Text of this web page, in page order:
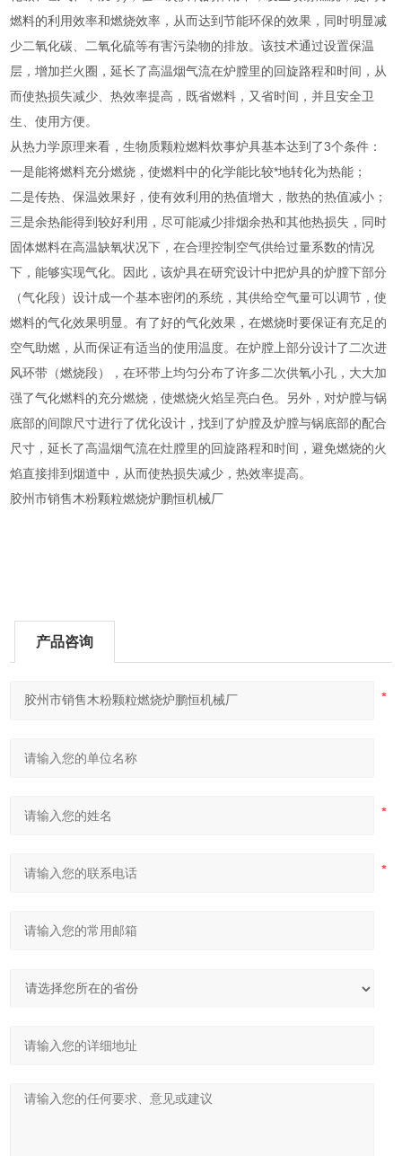
燃料的利用效率和燃烧效率，从而达到节能环保的效果，同时明显减
少二氧化碳、二氧化硫等有害污染物的排放。该技术通过设置保温
层，增加拦火圈，延长了高温烟气流在炉膛里的回旋路程和时间，从
而使热损失减少、热效率提高，既省燃料，又省时间，并且安全卫
生、使用方便。
从热力学原理来看，生物质颗粒燃料炊事炉具基本达到了3个条件：
一是能将燃料充分燃烧，使燃料中的化学能比较*地转化为热能；
二是传热、保温效果好，使有效利用的热值增大，散热的热值减小；
三是余热能得到较好利用，尽可能减少排烟余热和其他热损失，同时
固体燃料在高温缺氧状况下，在合理控制空气供给过量系数的情况
下，能够实现气化。因此，该炉具在研究设计中把炉具的炉膛下部分
（气化段）设计成一个基本密闭的系统，其供给空气量可以调节，使
燃料的气化效果明显。有了好的气化效果，在燃烧时要保证有充足的
空气助燃，从而保证有适当的使用温度。在炉膛上部分设计了二次进
风环带（燃烧段），在环带上均匀分布了许多二次供氧小孔，大大加
强了气化燃料的充分燃烧，使燃烧火焰呈亮白色。另外，对炉膛与锅
底部的间隙尺寸进行了优化设计，找到了炉膛及炉膛与锅底部的配合
尺寸，延长了高温烟气流在灶膛里的回旋路程和时间，避免燃烧的火
焰直接排到烟道中，从而使热损失减少，热效率提高。
胶州市销售木粉颗粒燃烧炉鹏恒机械厂
产品咨询